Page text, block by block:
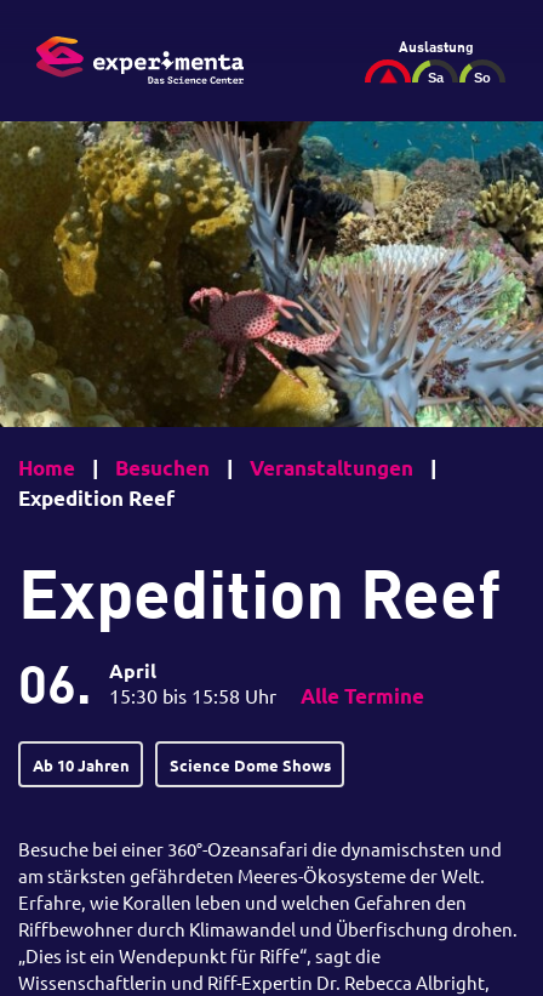
Auslastung
Home | Besuchen | Veranstaltungen
|
Expedition Reef
Expedition Reef
06. April
15:30 bis 15:58 Uhr Alle Termine
Ab 10 Jahren Science Dome Shows
Besuche bei einer 360°-Ozeansafari die dynamischsten und
am stärksten gefährdeten Meeres-Ökosysteme der Welt.
Erfahre, wie Korallen leben und welchen Gefahren den
Riffbewohner durch Klimawandel und Überfischung drohen.
„Dies ist ein Wendepunkt für Riffe“, sagt die
Wissenschaftlerin und Riff-Expertin Dr. Rebecca Albright,